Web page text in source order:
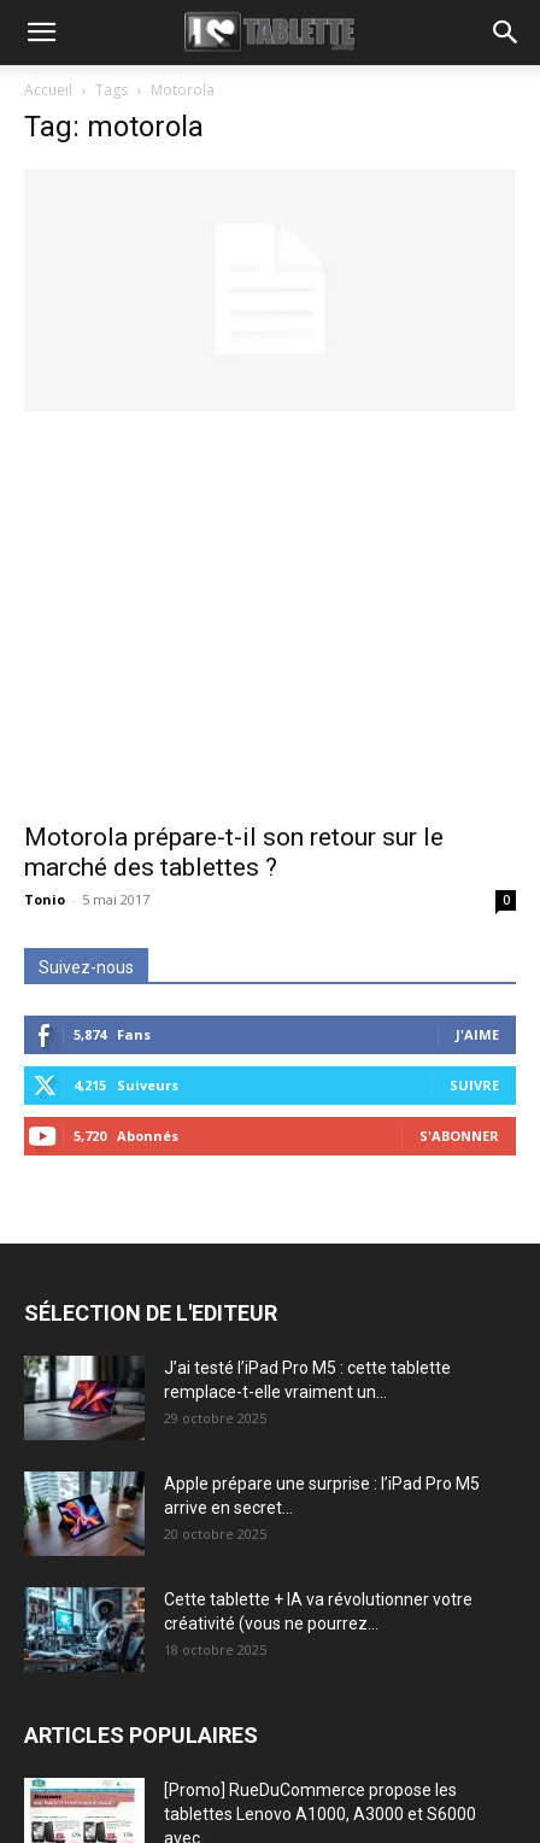
Accueil Tags Motorola
Tag: motorola
Motorola prépare-t-il son retour sur le
marché des tablettes ?
Tonio - 5 mai 2017 0
Suivez-nous
5,874 Fans J'AIME
4,215 Suiveurs SUIVRE
5,720 Abonnés S'ABONNER
SÉLECTION DE L'EDITEUR
J’ai testé l’iPad Pro M5 : cette tablette
remplace-t-elle vraiment un...
29 octobre 2025
Apple prépare une surprise : l’iPad Pro M5
arrive en secret...
20 octobre 2025
Cette tablette + IA va révolutionner votre
créativité (vous ne pourrez...
18 octobre 2025
ARTICLES POPULAIRES
[Promo] RueDuCommerce propose les
tablettes Lenovo A1000, A3000 et S6000
avec...